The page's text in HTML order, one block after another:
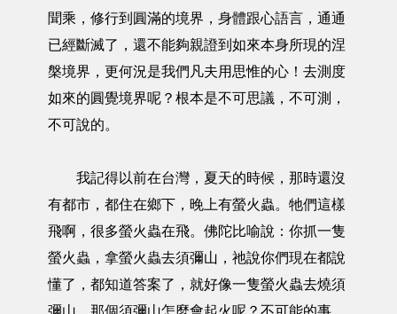
聞乘，修行到圓滿的境界，身體跟心語言，通通
已經斷滅了，還不能夠親證到如來本身所現的涅
槃境界，更何況是我們凡夫用思惟的心！去測度
如來的圓覺境界呢？根本是不可思議，不可測，
不可說的。
我記得以前在台灣，夏天的時候，那時還沒
有都市，都住在鄉下，晚上有螢火蟲。牠們這樣
飛啊，很多螢火蟲在飛。佛陀比喻說：你抓一隻
螢火蟲，拿螢火蟲去須彌山，祂說你們現在都說
懂了，都知道答案了，就好像一隻螢火蟲去燒須
彌山，那個須彌山怎麼會起火呢？不可能的事，